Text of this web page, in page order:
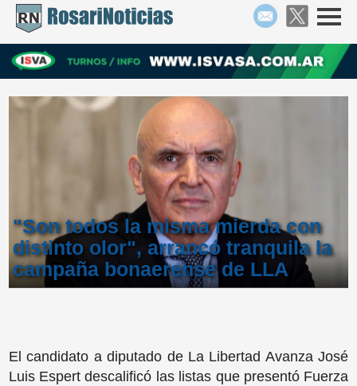
"Son todos la misma mierda con
distinto olor", arrancó tranquila la
campaña bonaerense de LLA
El candidato a diputado de La Libertad Avanza José
Luis Espert descalificó las listas que presentó Fuerza